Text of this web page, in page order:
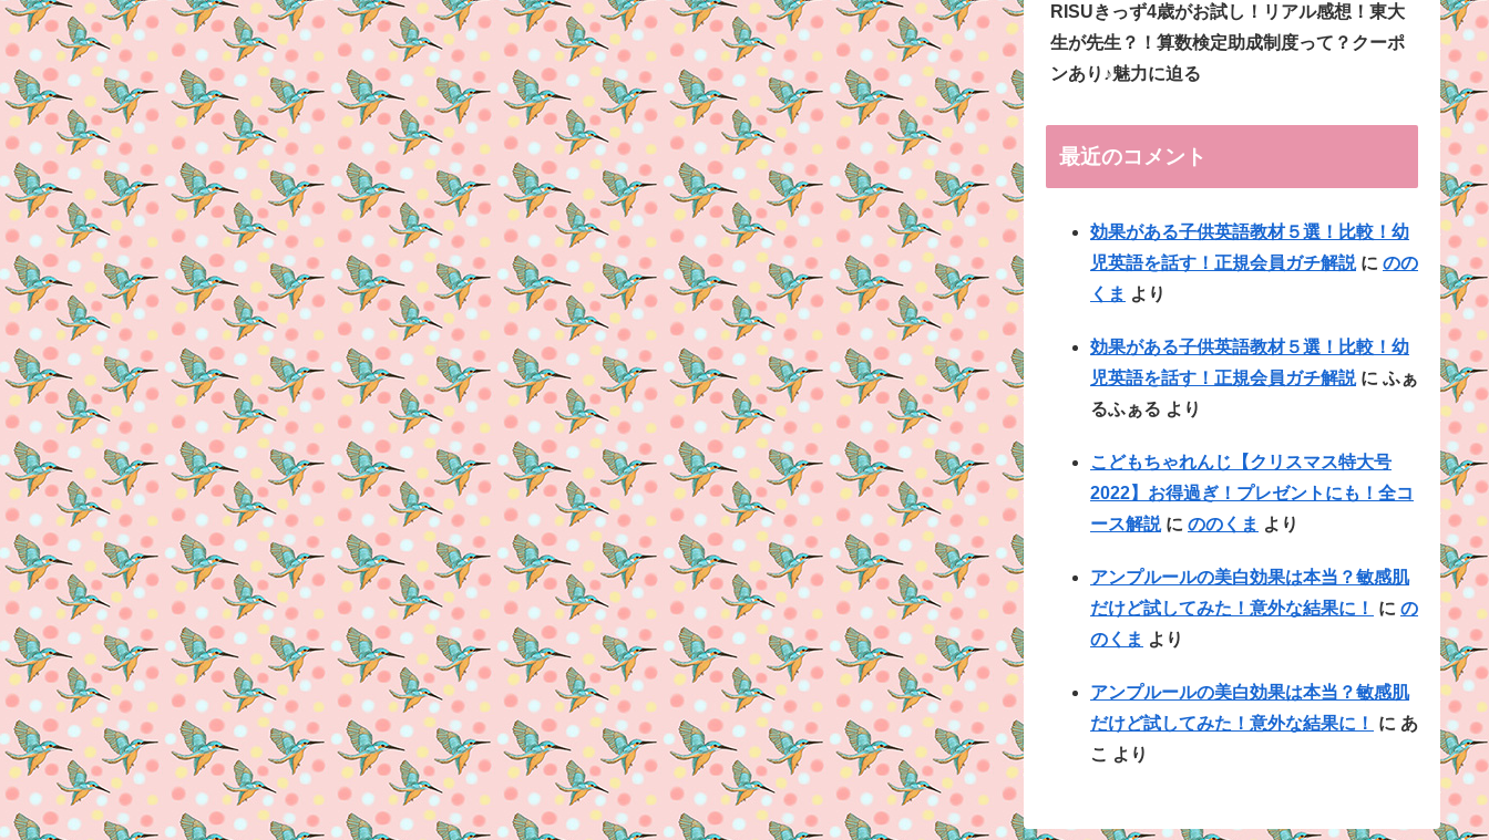
RISUきっず4歳がお試し！リアル感想！東大
生が先生？！算数検定助成制度って？クーポ
ンあり♪魅力に迫る
最近のコメント
効果がある子供英語教材５選！比較！幼
児英語を話す！正規会員ガチ解説に のの
くま より
効果がある子供英語教材５選！比較！幼
児英語を話す！正規会員ガチ解説に ふぁ
るふぁる より
こどもちゃれんじ【クリスマス特大号
2022】お得過ぎ！プレゼントにも！全コ
ース解説に ののくま より
アンプルールの美白効果は本当？敏感肌
だけど試してみた！意外な結果に！
に の
のくま より
アンプルールの美白効果は本当？敏感肌
だけど試してみた！意外な結果に！
に あ
こ より